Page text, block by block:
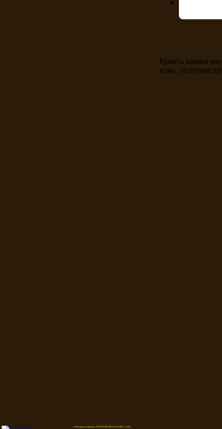
Купить казаки
кожа, отличное
© Интернет-магазин "ETOR ОБУВЬ КАЗАКИ", 2026.